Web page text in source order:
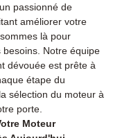
passionné de
améliorer votre
là pour
besoins. Notre équipe
dévouée est prête à
étape du
sélection du moteur à
porte.
Moteur